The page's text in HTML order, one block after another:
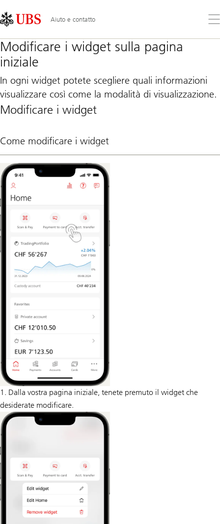
Links
Area
Aiuto e contatto
il
Modificare i widget sulla pagina
iniziale
In ogni widget potete scegliere quali informazioni
visualizzare così come la modalità di visualizzazione.
Modificare i widget
Come modificare i widget
1. Dalla vostra pagina iniziale, tenete premuto il widget che
desiderate modificare.